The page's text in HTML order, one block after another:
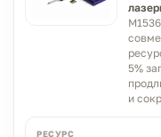
5%
и
РЕСУРС